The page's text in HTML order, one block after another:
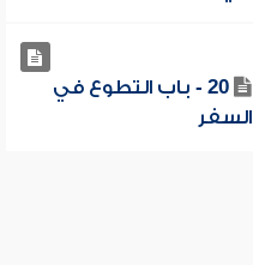
20 - باب التطوع في
السفر